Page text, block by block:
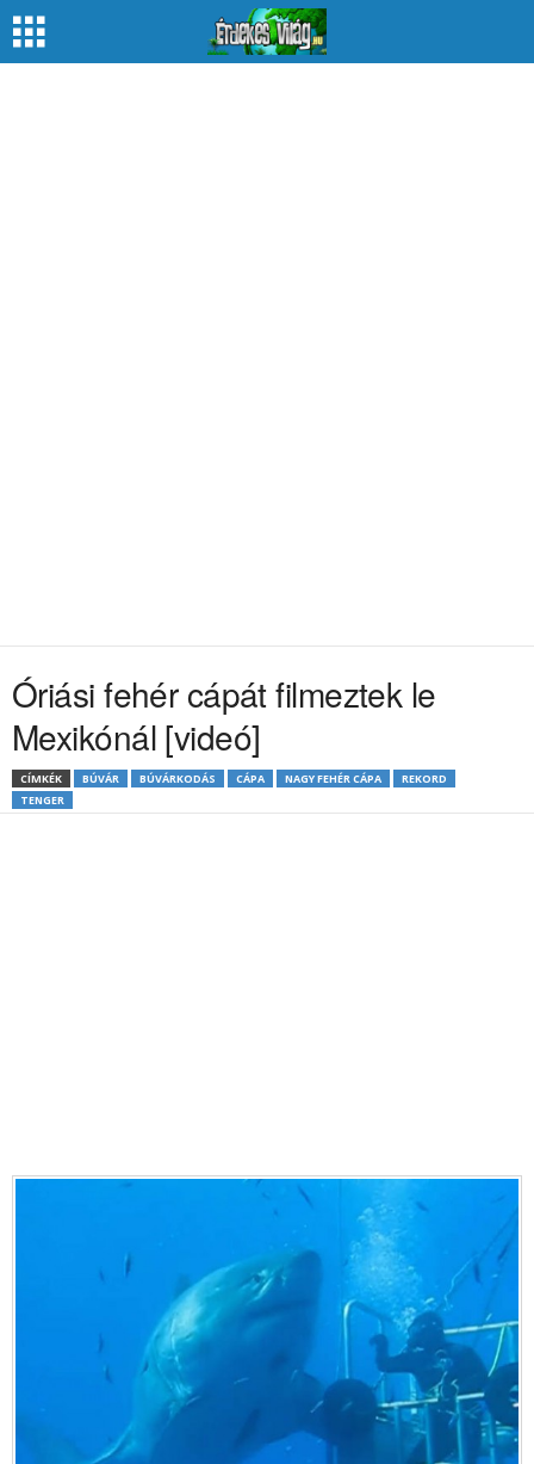
Óriási fehér cápát filmeztek le
Mexikónál [videó]
CÍMKÉK BÚVÁR BÚVÁRKODÁS CÁPA NAGY FEHÉR CÁPA
REKORD
TENGER